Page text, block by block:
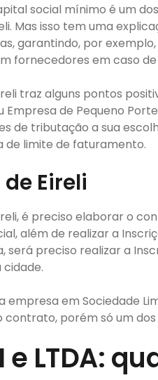
social mínimo é um
Mas isso tem uma
garantindo, por
fornecedores em caso
traz alguns pontos
Empresa de Pequeno
de tributação a sua
de limite de faturamento.
Eireli
é preciso elaborar o
além de realizar a
será preciso realizar a
empresa em Sociedade
porém só um
e LTDA: